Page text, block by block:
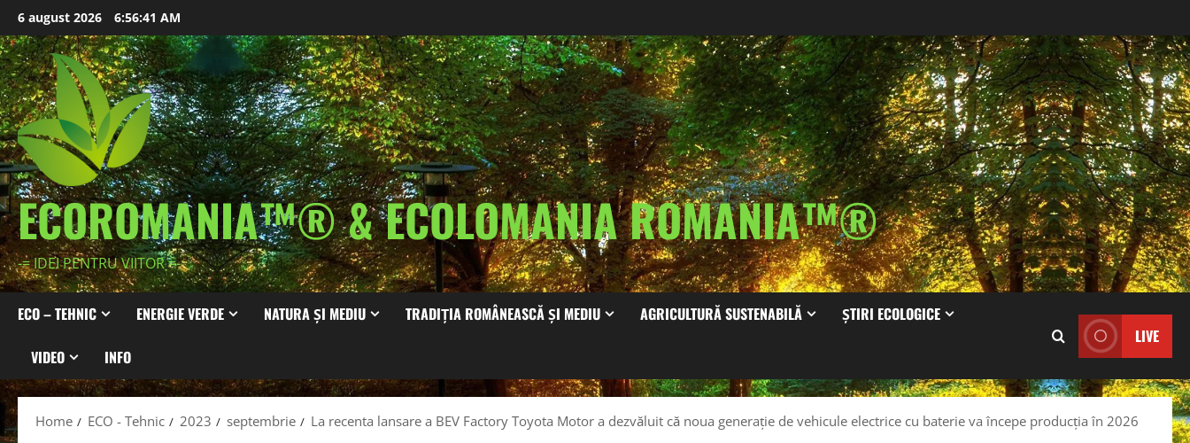
Skip
to
content
6 august 2026 6:56:43 AM
ECOROMANIA™® & ECOLOMANIA ROMANIA™®
-= IDEI PENTRU VIITOR =-
ECO – TEHNIC ENERGIE VERDE NATURA ȘI MEDIU TRADIȚIA ROMÂNEASCĂ ȘI MEDIU AGRICULTURĂ SUSTENABILĂ ȘTIRI ECOLOGICE
VIDEO INFO
LIVE
Home ECO - Tehnic 2023 septembrie La recenta lansare a BEV Factory Toyota Motor a dezvăluit că noua generație de vehicule electrice cu baterie va începe producția în 2026